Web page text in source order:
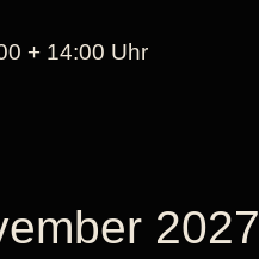
+ 14:00 Uhr
2027